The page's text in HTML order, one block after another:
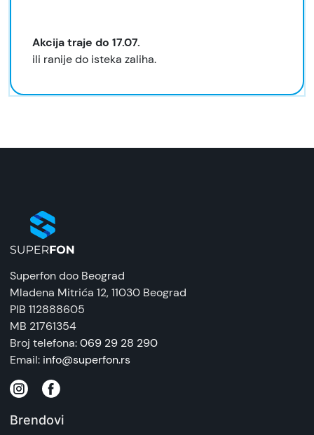
Akcija traje do 17.07.
ili ranije do isteka zaliha.
Superfon doo Beograd
Mladena Mitrića 12, 11030 Beograd
PIB 112888605
MB 21761354
Broj telefona:069 29 28 290
Email: info@superfon.rs
Brendovi